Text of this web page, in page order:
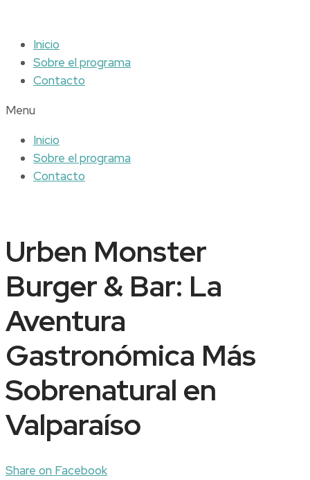
Inicio
Sobre el programa
Contacto
Menu
Inicio
Sobre el programa
Contacto
Urben Monster
Burger & Bar: La
Aventura
Gastronómica Más
Sobrenatural en
Valparaíso
Share on Facebook